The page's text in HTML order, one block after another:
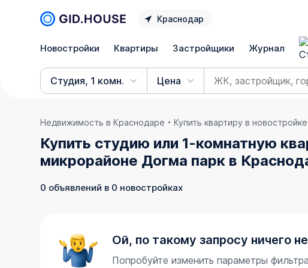
Краснодар
Новостройки Квартиры Застройщики Журнал
Студия, 1 комн. Цена
Недвижимость в Краснодаре Купить квартиру в новостройке
Купить студию или 1-комнатную
микрорайоне Догма парк в
0 объявлений в 0 новостройках
Ой, по такому запросу ничего
Попробуйте изменить параметры фильтра